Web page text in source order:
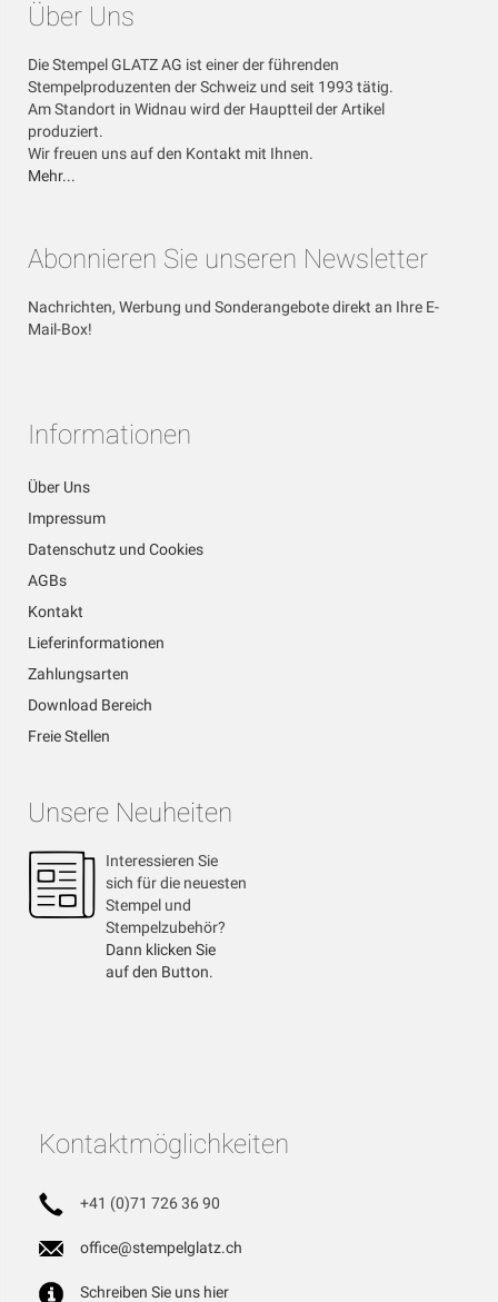
Über Uns
Die Stempel GLATZ AG ist einer der führenden
Stempelproduzenten der Schweiz und seit 1993 tätig.
Am Standort in Widnau wird der Hauptteil der Artikel
produziert.
Wir freuen uns auf den Kontakt mit Ihnen.
Mehr...
Abonnieren Sie unseren Newsletter
Nachrichten, Werbung und Sonderangebote direkt an Ihre E-
Mail-Box!
Informationen
Über Uns
Impressum
Datenschutz und Cookies
AGBs
Kontakt
Lieferinformationen
Zahlungsarten
Download Bereich
Freie Stellen
Unsere Neuheiten
Interessieren Sie
sich für die neuesten
Stempel und
Stempelzubehör?
Dann klicken Sie
auf den Button.
Kontaktmöglichkeiten
+41 (0)71 726 36 90
office@stempelglatz.ch
Schreiben Sie uns hier